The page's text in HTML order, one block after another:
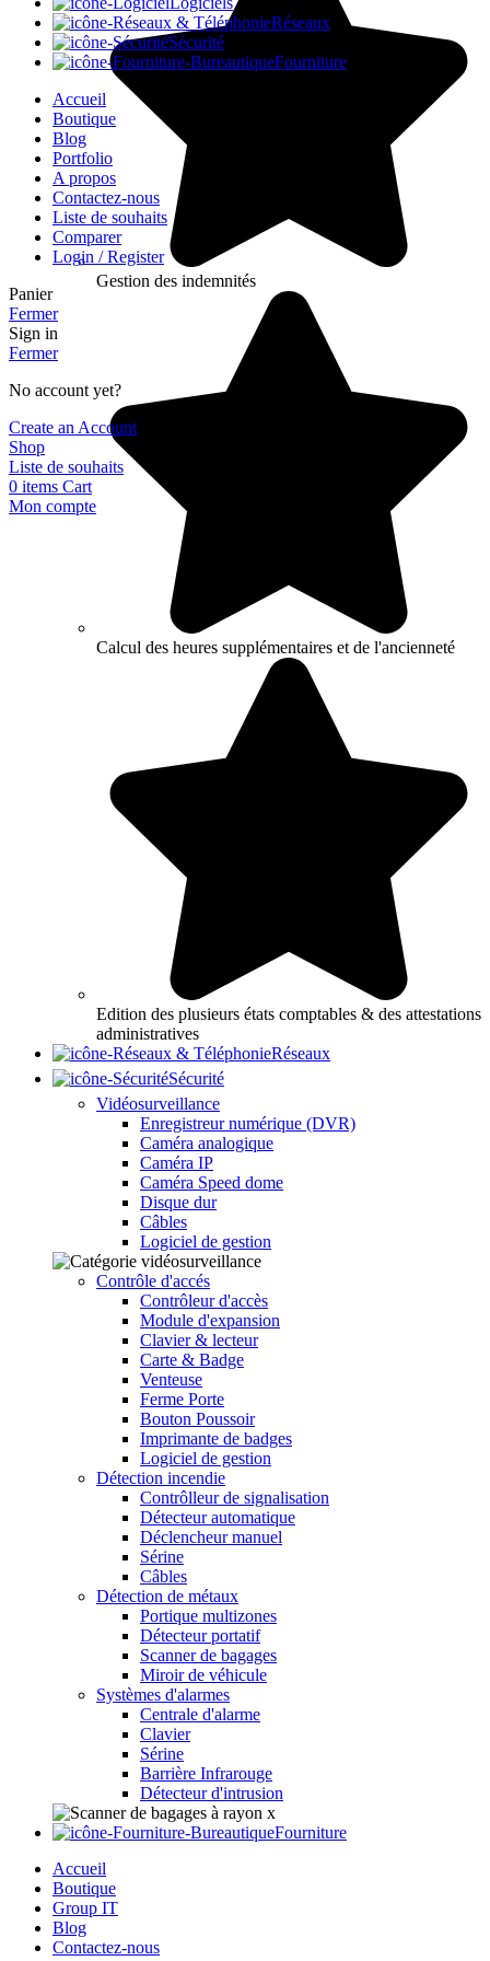
Gestion des indemnités
Calcul des heures supplémentaires et de l'ancienneté
Edition des plusieurs états comptables & des attestations
administratives
Réseaux
Sécurité
Vidéosurveillance
Enregistreur numérique (DVR)
Caméra analogique
Caméra IP
Caméra Speed dome
Disque dur
Câbles
Logiciel de gestion
Contrôle d'accés
Contrôleur d'accès
Module d'expansion
Clavier & lecteur
Carte & Badge
Venteuse
Ferme Porte
Bouton Poussoir
Imprimante de badges
Logiciel de gestion
Détection incendie
Contrôlleur de signalisation
Détecteur automatique
Déclencheur manuel
Sérine
Câbles
Détection de métaux
Portique multizones
Détecteur portatif
Scanner de bagages
Miroir de véhicule
Systèmes d'alarmes
Centrale d'alarme
Clavier
Sérine
Barrière Infrarouge
Détecteur d'intrusion
Fourniture
Accueil
Boutique
Group IT
Blog
Contactez-nous
Réseaux
Sécurité
Fourniture
Accueil
Boutique
Blog
Portfolio
A propos
Contactez-nous
Liste de souhaits
Comparer
Login / Register
Panier
Fermer
Sign in
Fermer
No account yet?
Create an Account
Shop
Liste de souhaits
0 items Cart
Mon compte